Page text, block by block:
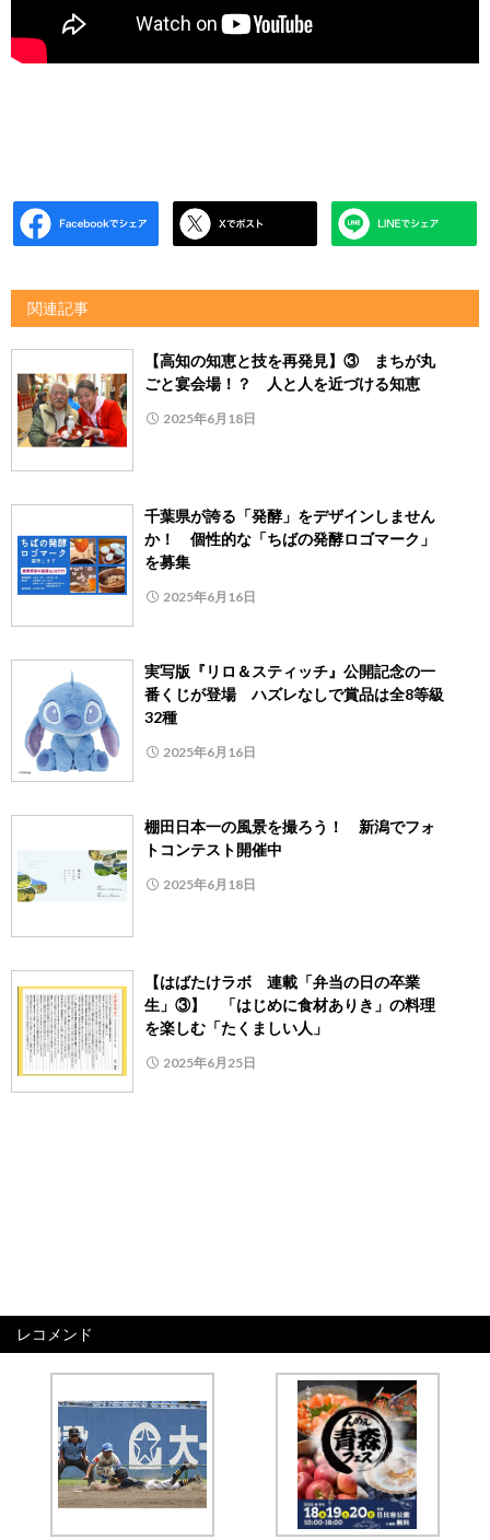
関連記事
【高知の知恵と技を再発見】③ まちが丸
ごと宴会場！？ 人と人を近づける知恵
2025年6月18日
千葉県が誇る「発酵」をデザインしません
か！ 個性的な「ちばの発酵ロゴマーク」
を募集
2025年6月16日
実写版『リロ＆スティッチ』公開記念の一
番くじが登場 ハズレなしで賞品は全8等級
32種
2025年6月16日
棚田日本一の風景を撮ろう！ 新潟でフォ
トコンテスト開催中
2025年6月18日
【はばたけラボ 連載「弁当の日の卒業
生」③】 「はじめに食材ありき」の料理
を楽しむ「たくましい人」
2025年6月25日
レコメンド